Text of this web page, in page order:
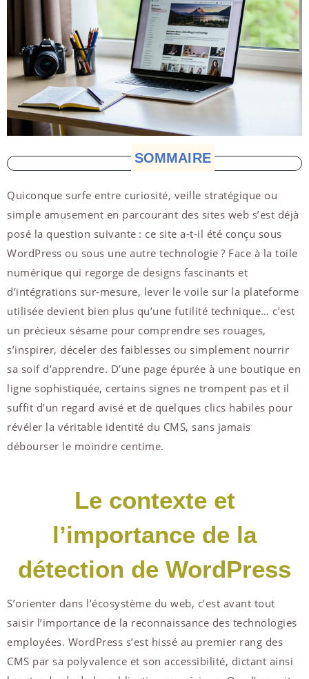
SOMMAIRE
Quiconque surfe entre curiosité, veille stratégique ou
simple amusement en parcourant des sites web s’est déjà
posé la question suivante : ce site a-t-il été conçu sous
WordPress ou sous une autre technologie ? Face à la toile
numérique qui regorge de designs fascinants et
d’intégrations sur-mesure, lever le voile sur la plateforme
utilisée devient bien plus qu’une futilité technique… c’est
un précieux sésame pour comprendre ses rouages,
s’inspirer, déceler des faiblesses ou simplement nourrir
sa soif d’apprendre. D’une page épurée à une boutique en
ligne sophistiquée, certains signes ne trompent pas et il
suffit d’un regard avisé et de quelques clics habiles pour
révéler la véritable identité du CMS, sans jamais
débourser le moindre centime.
Le contexte et
l’importance de la
détection de WordPress
S’orienter dans l’écosystème du web, c’est avant tout
saisir l’importance de la reconnaissance des technologies
employées. WordPress s’est hissé au premier rang des
CMS par sa polyvalence et son accessibilité, dictant ainsi